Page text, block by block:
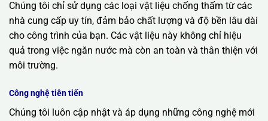
Chúng tôi chỉ sử dụng các loại vật liệu chống thấm từ các
nhà cung cấp uy tín, đảm bảo chất lượng và độ bền lâu dài
cho công trình của bạn. Các vật liệu này không chỉ hiệu
quả trong việc ngăn nước mà còn an toàn và thân thiện với
môi trường.
Công nghệ tiên tiến
Chúng tôi luôn cập nhật và áp dụng những công nghệ mới